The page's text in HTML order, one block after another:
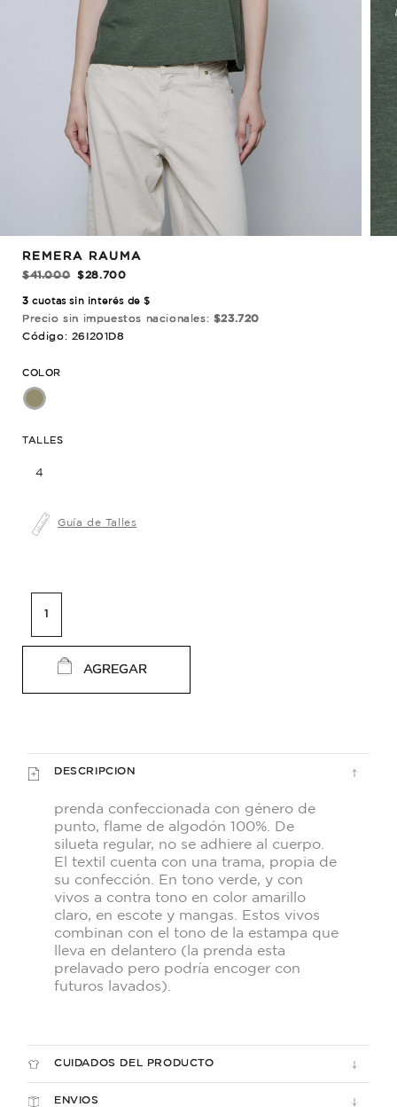
REBAJADO!
REMERA RAUMA
$41.000
$28.700
3 cuotas sin interés de $
Precio sin impuestos nacionales: $23.720
Código: 26I201D8
COLOR
TALLES
4
Guía de Talles
AGREGAR
DESCRIPCION
prenda confeccionada con género de
punto, flame de algodón 100%. De
silueta regular, no se adhiere al cuerpo.
El textil cuenta con una trama, propia de
su confección. En tono verde, y con
vivos a contra tono en color amarillo
claro, en escote y mangas. Estos vivos
combinan con el tono de la estampa que
lleva en delantero (la prenda esta
prelavado pero podría encoger con
futuros lavados).
CUIDADOS DEL PRODUCTO
ENVIOS